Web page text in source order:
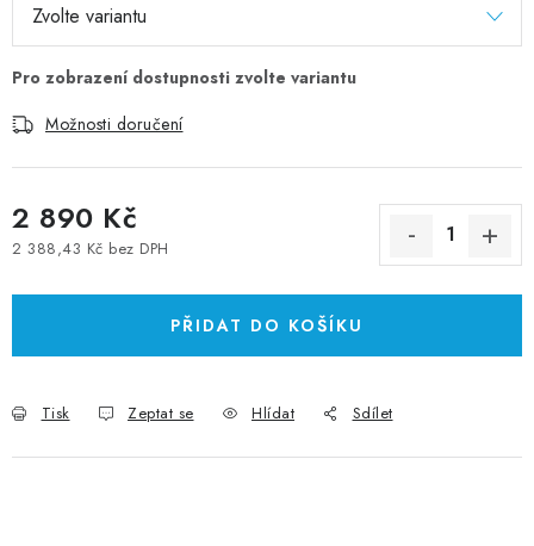
Možnosti doručení
2 890 Kč
2 388,43 Kč bez DPH
PŘIDAT DO KOŠÍKU
Tisk Zeptat se Hlídat Sdílet